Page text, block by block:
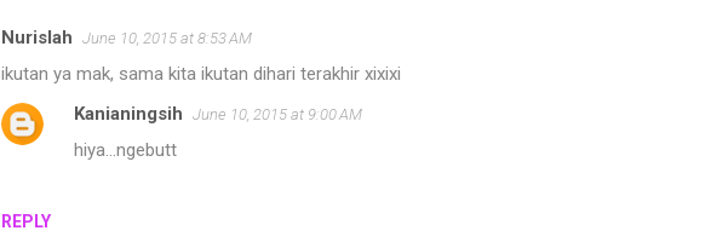
Nurislah June 10, 2015 at 8:53 AM
ikutan ya mak, sama kita ikutan dihari terakhir xixixi
REPLY
Kanianingsih June 10, 2015 at 9:00 AM
hiya...ngebutt